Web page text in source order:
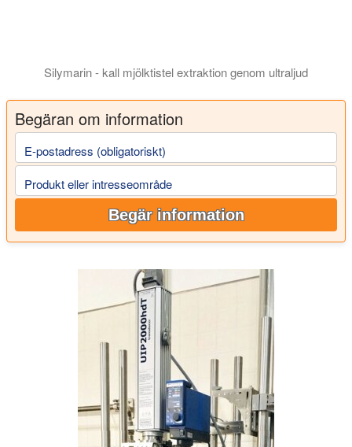
Silymarin - kall mjölktistel extraktion genom ultraljud
Begäran om information
E-postadress (obligatoriskt)
Produkt eller intresseområde
Begär information